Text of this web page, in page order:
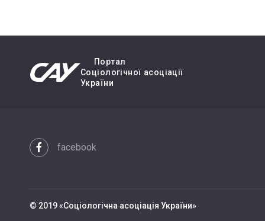
Портал
Cоціологічної асоціації
України
facebook
© 2019 «Cоціологічна асоціація України»